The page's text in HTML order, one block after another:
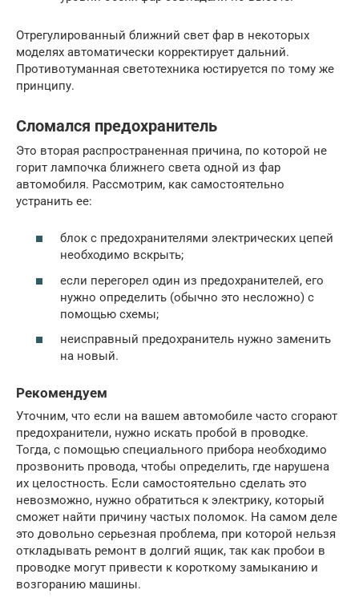
Отрегулированный ближний свет фар в некоторых
моделях автоматически корректирует дальний.
Противотуманная светотехника юстируется по тому же
принципу.
Сломался предохранитель
Это вторая распространенная причина, по которой не
горит лампочка ближнего света одной из фар
автомобиля. Рассмотрим, как самостоятельно
устранить ее:
блок с предохранителями электрических цепей
необходимо вскрыть;
если перегорел один из предохранителей, его
нужно определить (обычно это несложно) с
помощью схемы;
неисправный предохранитель нужно заменить
на новый.
Рекомендуем
Уточним, что если на вашем автомобиле часто сгорают
предохранители, нужно искать пробой в проводке.
Тогда, с помощью специального прибора необходимо
прозвонить провода, чтобы определить, где нарушена
их целостность. Если самостоятельно сделать это
невозможно, нужно обратиться к электрику, который
сможет найти причину частых поломок. На самом деле
это довольно серьезная проблема, при которой нельзя
откладывать ремонт в долгий ящик, так как пробои в
проводке могут привести к короткому замыканию и
возгоранию машины.